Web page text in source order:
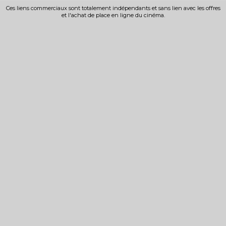
Ces liens commerciaux sont totalement indépendants et sans lien avec les offres
et l'achat de place en ligne du cinéma.